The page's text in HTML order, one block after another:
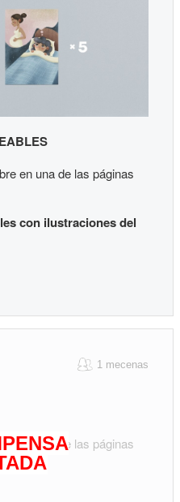
en una de las páginas
con ilustraciones del
1 mecenas
en una de las páginas